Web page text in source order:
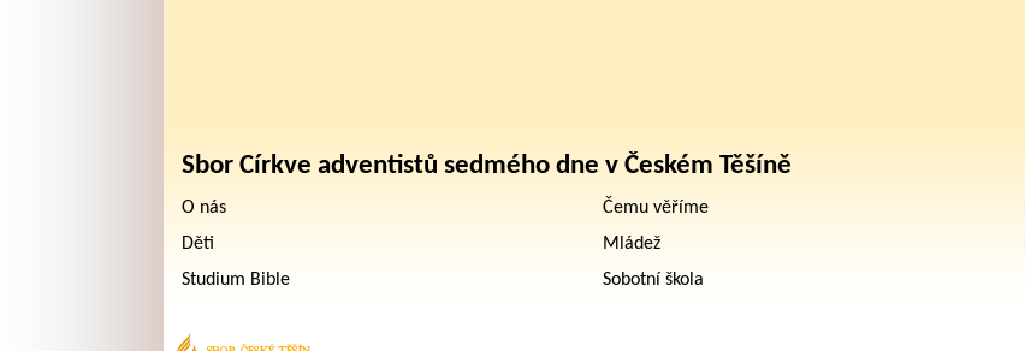
Sbor Církve adventistů sedmého dne v Českém Těšíně
O nás Čemu věříme
Děti
Mládež
Studium Bible
Sobotní škola